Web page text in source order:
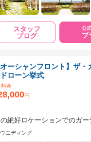
スタッフ
ブログ
公
プ
オーシャンフロント】ザ
ローン挙式
料金
円
絶好ロケーションでのガ
エディング